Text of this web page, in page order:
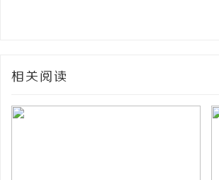
相关阅读